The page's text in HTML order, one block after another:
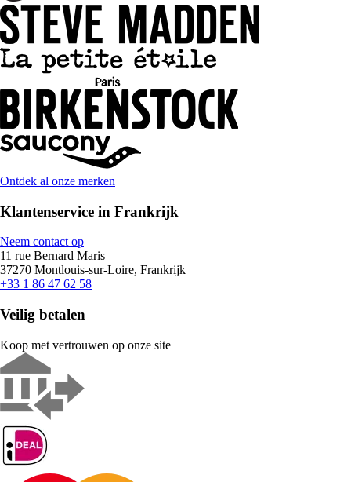
Ontdek al onze merken
Klantenservice in Frankrijk
Neem contact op
11 rue Bernard Maris
37270 Montlouis-sur-Loire, Frankrijk
+33 1 86 47 62 58
Veilig betalen
Koop met vertrouwen op onze site